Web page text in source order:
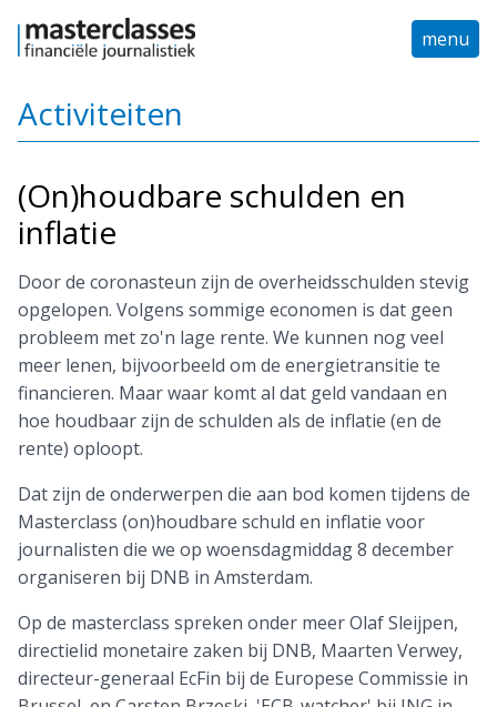
menu
Activiteiten
(On)houdbare schulden en
inflatie
Door de coronasteun zijn de overheidsschulden stevig
opgelopen. Volgens sommige economen is dat geen
probleem met zo'n lage rente. We kunnen nog veel
meer lenen, bijvoorbeeld om de energietransitie te
financieren. Maar waar komt al dat geld vandaan en
hoe houdbaar zijn de schulden als de inflatie (en de
rente) oploopt.
Dat zijn de onderwerpen die aan bod komen tijdens de
Masterclass (on)houdbare schuld en inflatie voor
journalisten die we op woensdagmiddag 8 december
organiseren bij DNB in Amsterdam.
Op de masterclass spreken onder meer Olaf Sleijpen,
directielid monetaire zaken bij DNB, Maarten Verwey,
directeur-generaal EcFin bij de Europese Commissie in